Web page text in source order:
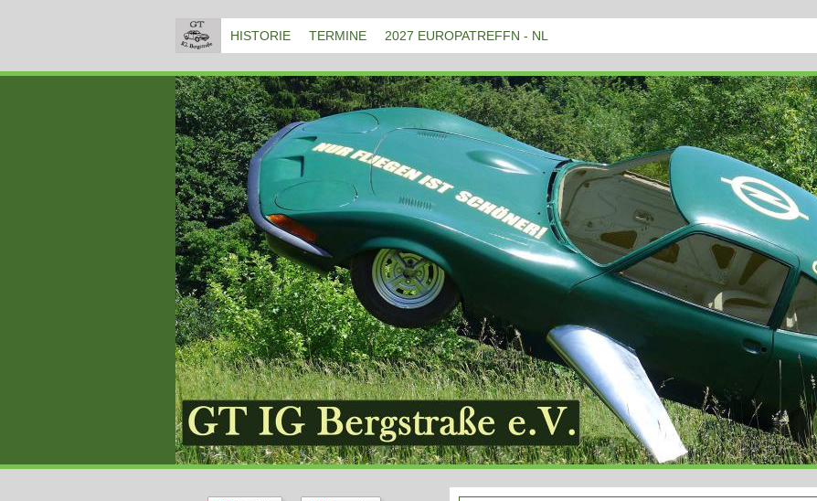
HISTORIE TERMINE 2027 EUROPATREFFN - NL